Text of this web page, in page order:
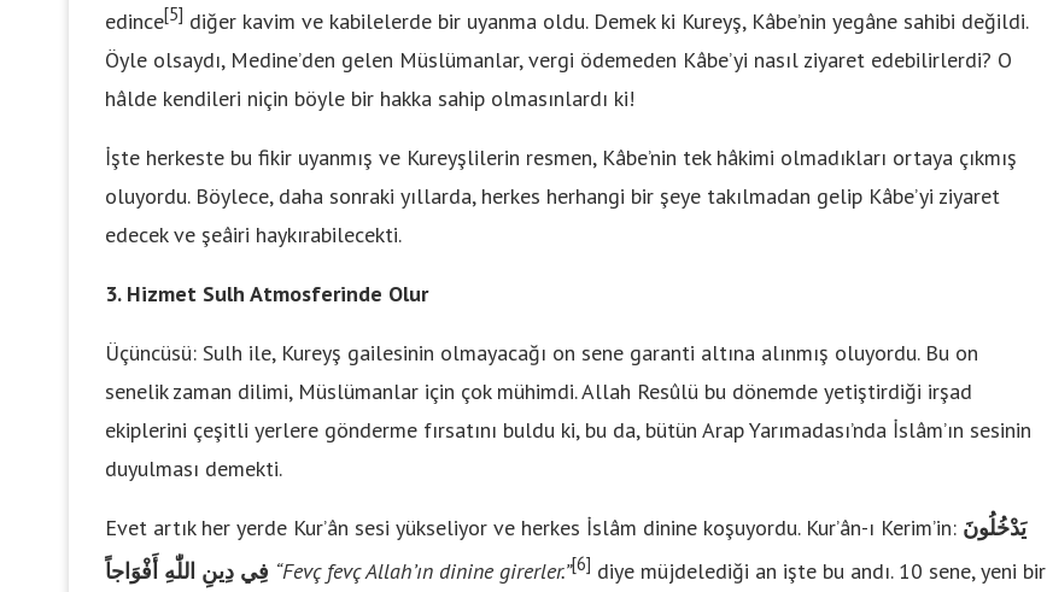
edince[5] diğer kavim ve kabilelerde bir uyanma oldu. Demek ki Kureyş, Kâbe’nin yegâne sahibi değildi.
Öyle olsaydı, Medine’den gelen Müslümanlar, vergi ödemeden Kâbe’yi nasıl ziyaret edebilirlerdi? O
hâlde kendileri niçin böyle bir hakka sahip olmasınlardı ki!
İşte herkeste bu fikir uyanmış ve Kureyşlilerin resmen, Kâbe’nin tek hâkimi olmadıkları ortaya çıkmış
oluyordu. Böylece, daha sonraki yıllarda, herkes herhangi bir şeye takılmadan gelip Kâbe’yi ziyaret
edecek ve şeâiri haykırabilecekti.
3. Hizmet Sulh Atmosferinde Olur
Üçüncüsü: Sulh ile, Kureyş gailesinin olmayacağı on sene garanti altına alınmış oluyordu. Bu on
senelik zaman dilimi, Müslümanlar için çok mühimdi. Allah Resûlü bu dönemde yetiştirdiği irşad
ekiplerini çeşitli yerlere gönderme fırsatını buldu ki, bu da, bütün Arap Yarımadası’nda İslâm’ın sesinin
duyulması demekti.
Evet artık her yerde Kur’ân sesi yükseliyor ve herkes İslâm dinine koşuyordu. Kur’ân-ı Kerim’in: يَدْخُلُونَ
فِي دِينِ اللّٰهِ أَفْوَاجاً “Fevç fevç Allah’ın dinine girerler.”[6] diye müjdelediği an işte bu andı. 10 sene, yeni bir